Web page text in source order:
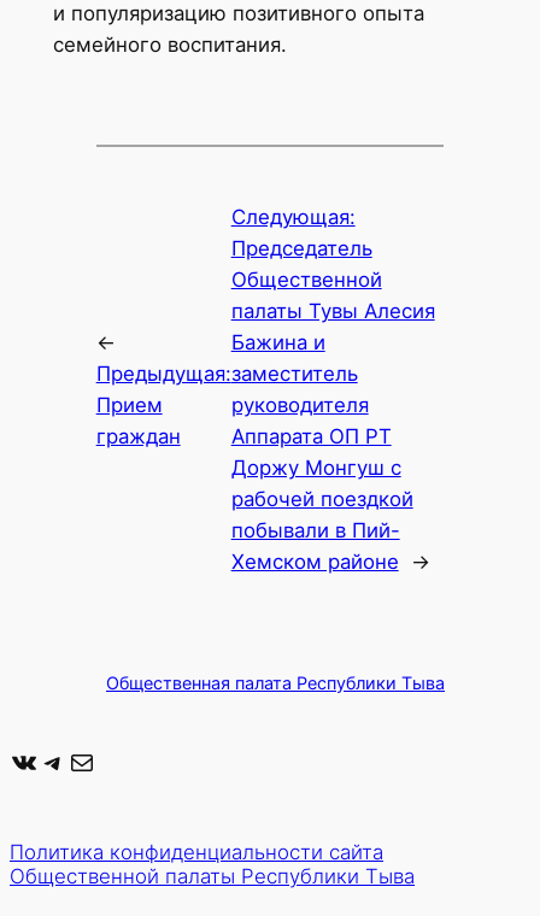
и популяризацию позитивного опыта
семейного воспитания.
←
Предыдущая:
Прием
граждан
Следующая:
Председатель
Общественной
палаты Тувы Алесия
Бажина и
заместитель
руководителя
Аппарата ОП РТ
Доржу Монгуш с
рабочей поездкой
побывали в Пий-
Хемском районе
→
Общественная палата Республики Тыва
ВКонтакте Telegram Почта
Политика конфиденциальности сайта
Общественной палаты Республики Тыва